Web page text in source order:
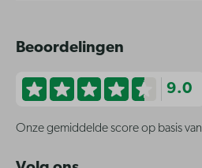
Beoordelingen
9.0
Onze gemiddelde score op basis van